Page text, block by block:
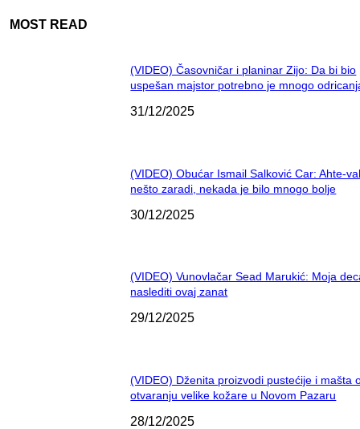
MOST READ
(VIDEO) Časovničar i planinar Zijo: Da bi bio
uspešan majstor potrebno je mnogo
31/12/2025
(VIDEO) Obućar Ismail Salković Car: Ahte-
nešto zaradi, nekada je bilo mnogo bolje
30/12/2025
(VIDEO) Vunovlačar Sead Marukić: Moja
naslediti ovaj zanat
29/12/2025
(VIDEO) Dženita proizvodi pustećije i mašta
otvaranju velike kožare u Novom Pazaru
28/12/2025